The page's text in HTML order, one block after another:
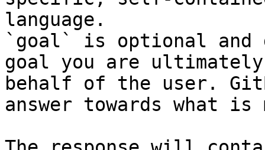
language.
`goal` is optional and
goal you are
behalf of the user.
answer towards what